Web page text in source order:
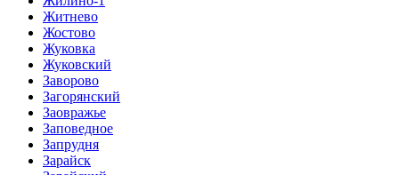
Житнево
Жостово
Жуковка
Жуковский
Заворово
Загорянский
Заовражье
Заповедное
Запрудня
Зарайск